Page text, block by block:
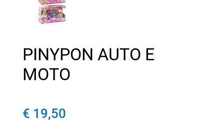
PINYPON AUTO E
MOTO
€ 19,50